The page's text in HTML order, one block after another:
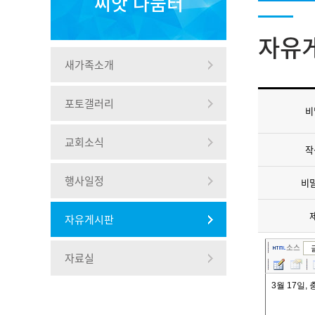
새가족소개
포토갤러리
교회소식
행사일정
자유게시판
자료실
자유
비
소스